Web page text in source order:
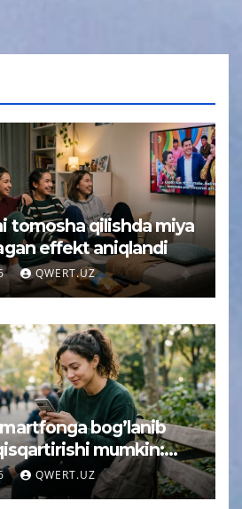
tomosha qilishda miya
effekt aniqlandi
QWERT.UZ
mumkin:
QWERT.UZ